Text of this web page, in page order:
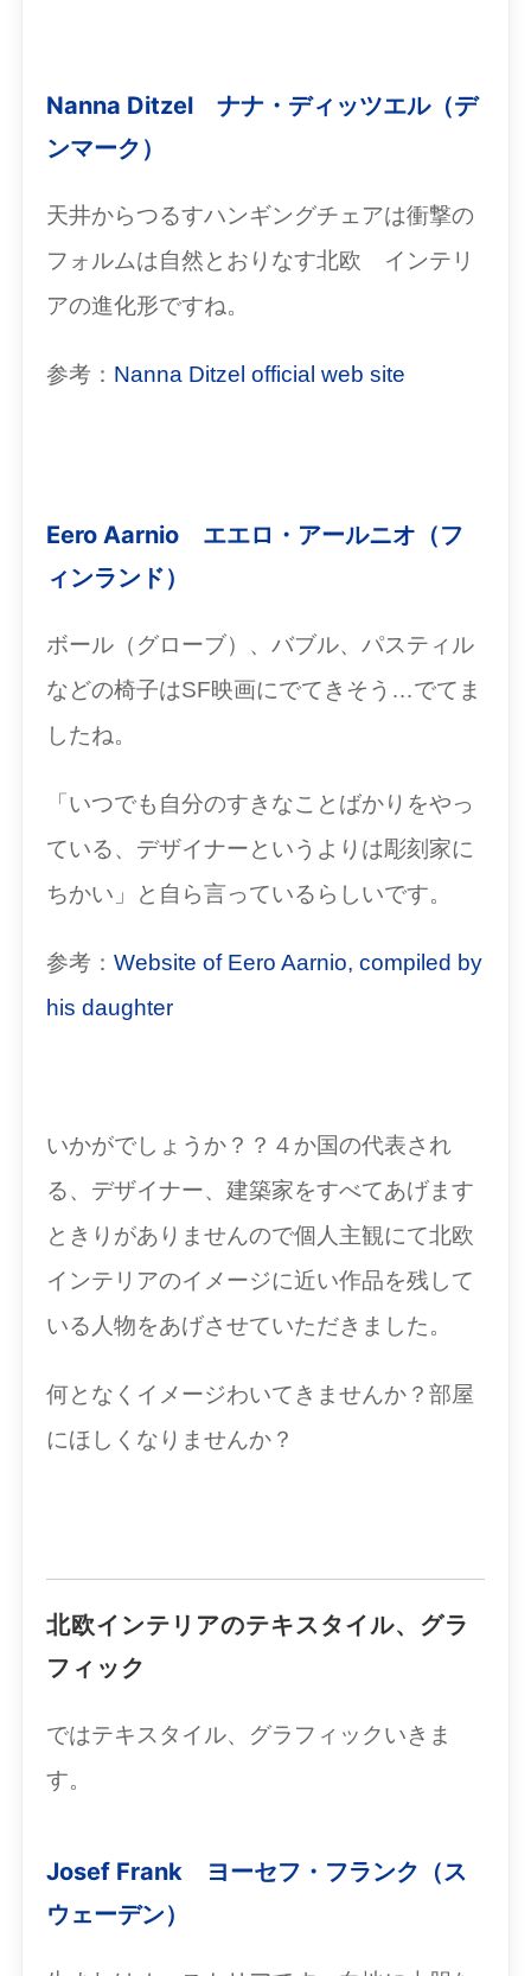
Nanna Ditzel ナナ・ディッツエル（デ
ンマーク）
天井からつるすハンギングチェアは衝撃の
フォルムは自然とおりなす北欧 インテリ
アの進化形ですね。
参考： Nanna Ditzel official web site
Eero Aarnio エエロ・アールニオ（フ
ィンランド）
ボール（グローブ）、バブル、パスティル
などの椅子はSF映画にでてきそう…でてま
したね。
「いつでも自分のすきなことばかりをやっ
ている、デザイナーというよりは彫刻家に
ちかい」と自ら言っているらしいです。
参考： Website of Eero Aarnio, compiled by
his daughter
いかがでしょうか？？４か国の代表され
る、デザイナー、建築家をすべてあげます
ときりがありませんので個人主観にて北欧
インテリアのイメージに近い作品を残して
いる人物をあげさせていただきました。
何となくイメージわいてきませんか？部屋
にほしくなりませんか？
北欧インテリアのテキスタイル、グラ
フィック
ではテキスタイル、グラフィックいきま
す。
Josef Frank ヨーセフ・フランク（ス
ウェーデン）